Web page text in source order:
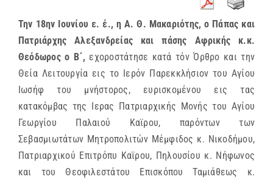
Την 18ην Ιουνίου ε. έ., η Α. Θ. Μακαριότης, ο Πάπας και
Πατριάρχης Αλεξανδρείας και πάσης Αφρικής κ.κ.
Θεόδωρος ο Β΄, εχοροστάτησε κατά τόν Όρθρο και την
Θεία Λειτουργία εις το Ιερόν Παρεκκλήσιον του Αγίου
Ιωσήφ του μνήστορος, ευρισκομένου εις τας
κατακόμβας της Ιερας Πατριαρχικής Μονής του Αγίου
Γεωργίου Παλαιού Καϊρου, παρόντων των
Σεβασμιωτάτων Μητροπολιτών Μέμφιδος κ. Νικοδήμου,
Πατριαρχικού Επιτρόπυ Καϊρου, Πηλουσίου κ. Νήφωνος
και του Θεοφιλεστάτου Επισκόπου Ταμιάθεως κ.